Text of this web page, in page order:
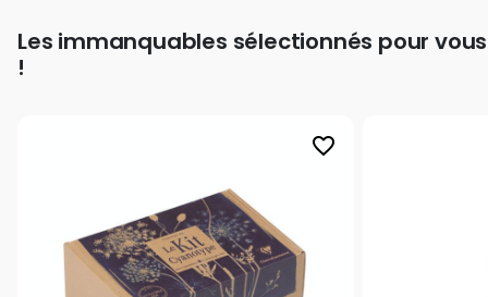
Les immanquables sélectionnés pour vous
!
favorite_border